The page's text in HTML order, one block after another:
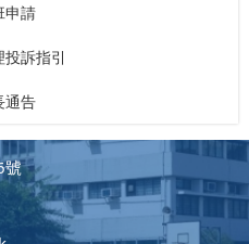
申請
訴指引
通告
號